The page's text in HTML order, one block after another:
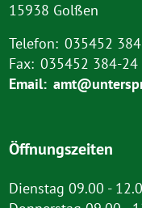
15938 Golßen
Telefon: 035452
Fax: 035452 384-24
Email:
Öffnungszeiten
Dienstag 09.00 -